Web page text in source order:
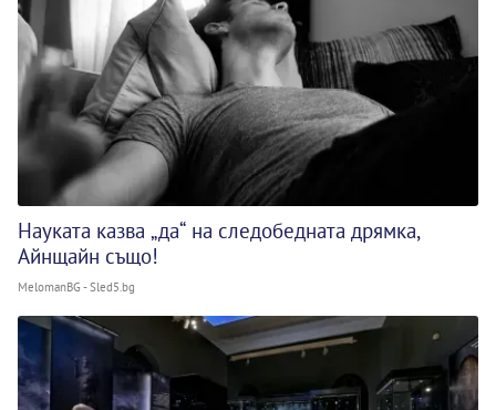
Науката казва „да“ на следобедната дрямка,
Айнщайн също!
MelomanBG - Sled5.bg